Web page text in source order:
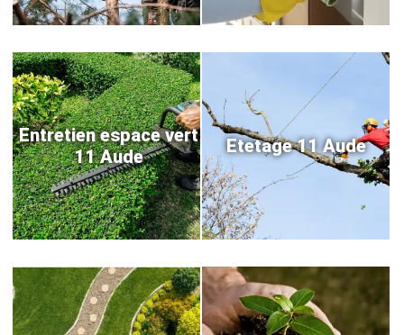
Entretien espace vert
11 Aude
Etetage 11 Aude